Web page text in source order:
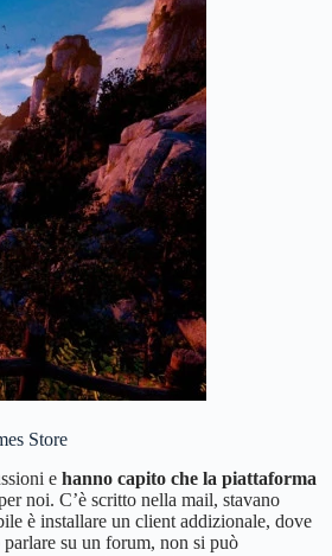
Store
e hanno capito che la piattaforma
noi. C’è scritto nella mail, stavano
è installare un client addizionale, dove
su un forum, non si può